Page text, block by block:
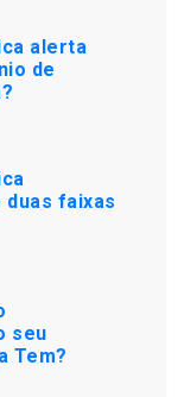
alerta
de
duas faixas
seu
Tem?